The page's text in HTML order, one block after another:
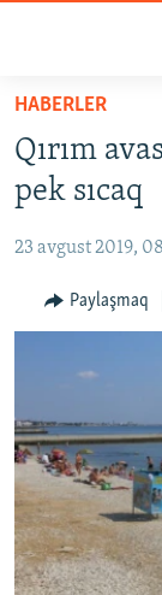
Esas
qaytmaq
Baş
navigatsiyağa
qaytmaq
qaytmaq
SİYASET
İQTİSADİYAT
CEMİYET
MEDENİYET
SÜRET
BLOGLAR
FİKİR
Русский
HABERLER
Qırım
pek sıcaq
23 avgust 2019,
Paylaşmaq